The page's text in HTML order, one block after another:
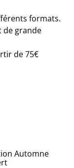
formats.
de grande
de 75€